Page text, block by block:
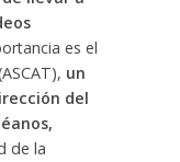
es el
un
del
de la